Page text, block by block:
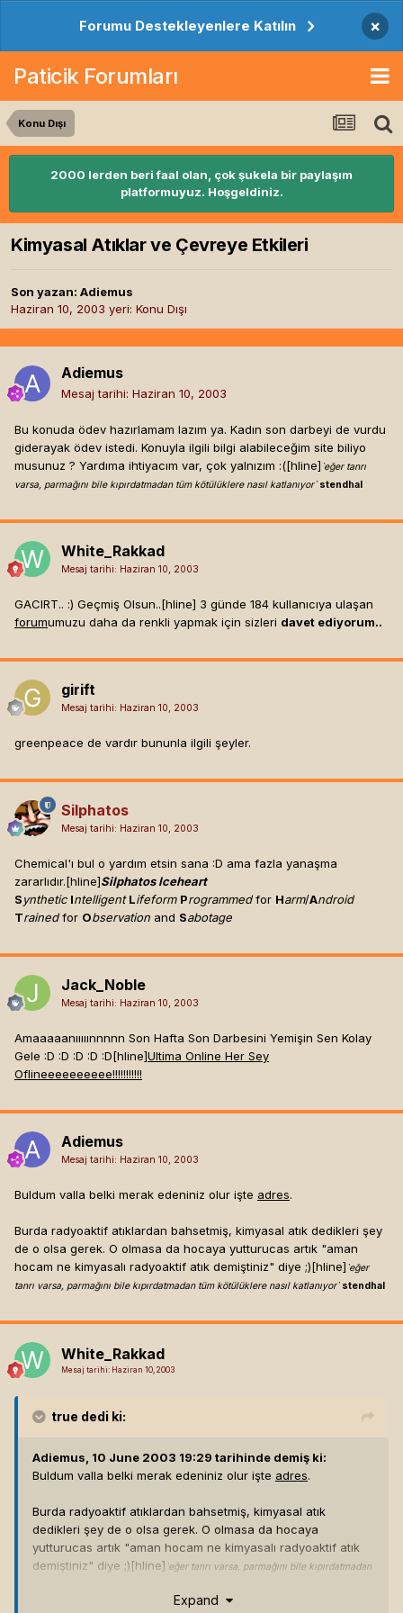
Forumu Destekleyenlere Katılın ×
Paticik Forumları
Konu Dışı
2000 lerden beri faal olan, çok şukela bir paylaşım
platformuyuz. Hoşgeldiniz.
Kimyasal Atıklar ve Çevreye Etkileri
Son yazan: Adiemus
Haziran 10, 2003 yeri: Konu Dışı
Adiemus
Mesaj tarihi: Haziran 10, 2003
Bu konuda ödev hazırlamam lazım ya. Kadın son darbeyi de vurdu
giderayak ödev istedi. Konuyla ilgili bilgi alabileceğim site biliyo
musunuz ? Yardıma ihtiyacım var, çok yalnızım :([hline] `eğer tanrı
varsa, parmağını bile kıpırdatmadan tüm kötülüklere nasıl katlanıyor` stendhal
White_Rakkad
Mesaj tarihi: Haziran 10, 2003
GACIRT.. :) Geçmiş Olsun..[hline] 3 günde 184 kullanıcıya ulaşan
forumumuzu daha da renkli yapmak için sizleri davet ediyorum..
girift
Mesaj tarihi: Haziran 10, 2003
greenpeace de vardır bununla ilgili şeyler.
Silphatos
Mesaj tarihi: Haziran 10, 2003
Chemical'ı bul o yardım etsin sana :D ama fazla yanaşma
zararlıdır.[hline]Silphatos Iceheart
Synthetic Intelligent Lifeform Programmedfor Harm/Android
Trainedfor Observation and Sabotage
Jack_Noble
Mesaj tarihi: Haziran 10, 2003
Amaaaaanııııınnnnn Son Hafta Son Darbesini Yemişin Sen Kolay
Gele :D :D :D :D :D[hline]Ultima Online Her Sey
Oflineeeeeeeeee!!!!!!!!!!!
Adiemus
Mesaj tarihi: Haziran 10, 2003
Buldum valla belki merak edeniniz olur işte adres.
Burda radyoaktif atıklardan bahsetmiş, kimyasal atık dedikleri şey
de o olsa gerek. O olmasa da hocaya yutturucas artık "aman
hocam ne kimyasalı radyoaktif atık demiştiniz" diye ;)[hline] `eğer
tanrı varsa, parmağını bile kıpırdatmadan tüm kötülüklere nasıl katlanıyor` stendhal
White_Rakkad
Mesaj tarihi: Haziran 10, 2003
true dedi ki:
Adiemus, 10 June 2003 19:29 tarihinde demiş ki:
Buldum valla belki merak edeniniz olur işte adres.
Burda radyoaktif atıklardan bahsetmiş, kimyasal atık
dedikleri şey de o olsa gerek. O olmasa da hocaya
yutturucas artık "aman hocam ne kimyasalı radyoaktif atık
demiştiniz" diye ;)[hline] `eğer tanrı varsa, parmağını bile kıpırdatmadan
Expand